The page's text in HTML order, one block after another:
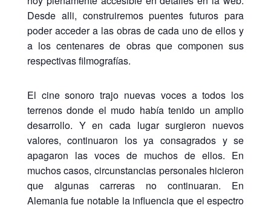
Desde alli, construiremos puentes futuros para
poder acceder a las obras de cada uno de ellos y
a los centenares de obras que componen sus
respectivas filmografías.
El cine sonoro trajo nuevas voces a todos los
terrenos donde el mudo había tenido un amplio
desarrollo. Y en cada lugar surgieron nuevos
valores, continuaron los ya consagrados y se
apagaron las voces de muchos de ellos. En
muchos casos, circunstancias personales hicieron
que algunas carreras no continuaran. En
Alemania fue notable la influencia que el espectro